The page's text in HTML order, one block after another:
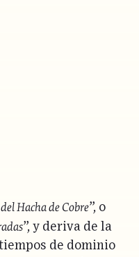
Hacha de Cobre”, o
”, y deriva de la
de dominio